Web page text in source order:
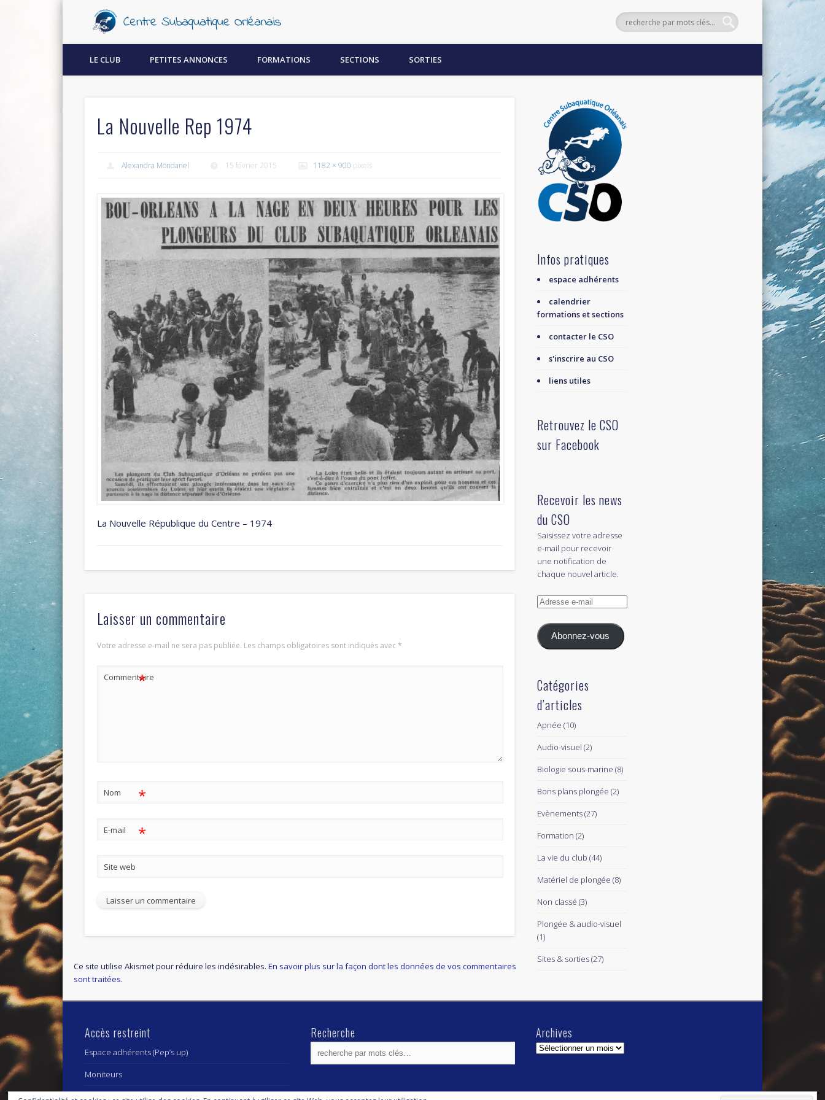
Découvrez la plongée sous-marine à Orléans !
LE CLUB PETITES ANNONCES FORMATIONS SECTIONS SORTIES
La Nouvelle Rep 1974
Alexandra Mondanel 15 février 2015 1182 × 900 pixels
La Nouvelle République du Centre – 1974
Laisser un commentaire
Votre adresse e-mail ne sera pas publiée. Les champs obligatoires sont indiqués avec*
Commentaire
*
Nom *
E-mail *
Site web
Ce site utilise Akismet pour réduire les indésirables.En savoir plus sur la façon dont les données de vos commentaires
sont traitées.
Infos pratiques
espace adhérents
calendrier
formations et sections
contacter le CSO
s'inscrire au CSO
liens utiles
Retrouvez le CSO
sur Facebook
Recevoir les news
du CSO
Saisissez votre adresse
e-mail pour recevoir
une notification de
chaque nouvel article.
Adresse
mail
Abonnez-vous
Catégories
d’articles
Apnée (10)
Audio-visuel (2)
Biologie sous-marine (8)
Bons plans plongée (2)
Evènements(27)
Formation (2)
La vie du club (44)
Matériel de plongée (8)
Non classé (3)
Plongée & audio-visuel
(1)
Sites & sorties(27)
Accès restreint
Espace adhérents (Pep’s up)
Moniteurs
Recherche Archives
Archives